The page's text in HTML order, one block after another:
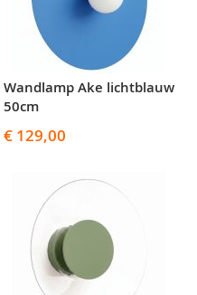
Wandlamp Ake lichtblauw
50cm
€ 129,00